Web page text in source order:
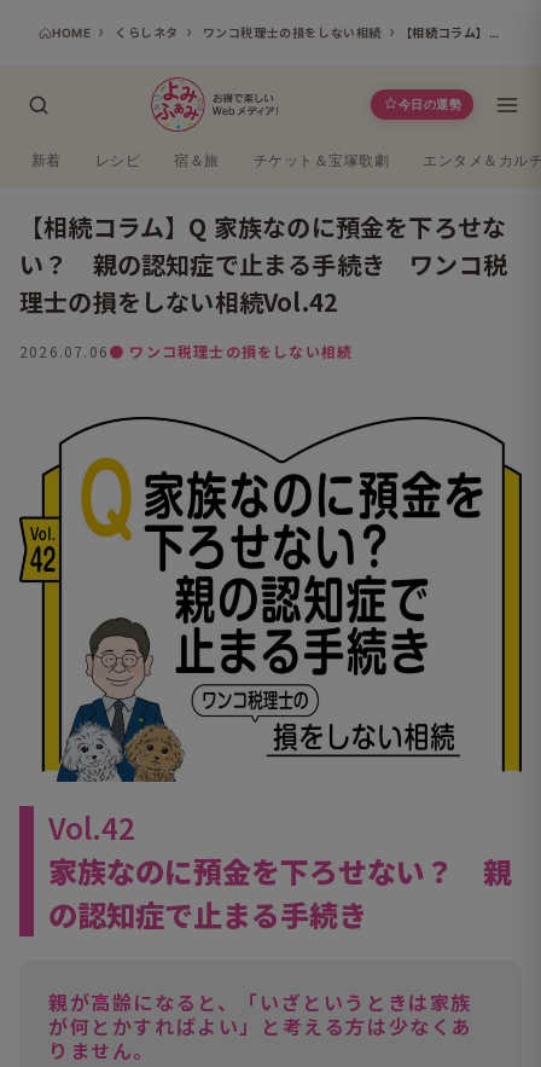
HOME くらしネタ ワンコ税理士の損をしない相続 【相続コラム】Q 家族なのに預金を下ろせない？ 親の認知症で止まる手続き ワンコ税理士の損をしない相続Vol.42
今日の運勢
新着 レシピ 宿＆旅 チケット＆宝塚歌劇 エンタメ＆カル
【相続コラム】Q 家族なのに預金を下ろせな
い？ 親の認知症で止まる手続き ワンコ税
理士の損をしない相続Vol.42
2026.07.06● ワンコ税理士の損をしない相続
Vol.42
家族なのに預金を下ろせない？ 親
の認知症で止まる手続き
親が高齢になると、「いざというときは家族
が何とかすればよい」と考える方は少なくあ
りません。